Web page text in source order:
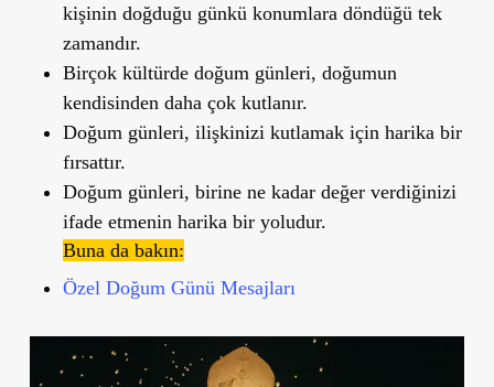
kişinin doğduğu günkü konumlara döndüğü tek
zamandır.
Birçok kültürde doğum günleri, doğumun
kendisinden daha çok kutlanır.
Doğum günleri, ilişkinizi kutlamak için harika bir
fırsattır.
Doğum günleri, birine ne kadar değer verdiğinizi
ifade etmenin harika bir yoludur.
Buna da bakın:
Özel Doğum Günü Mesajları